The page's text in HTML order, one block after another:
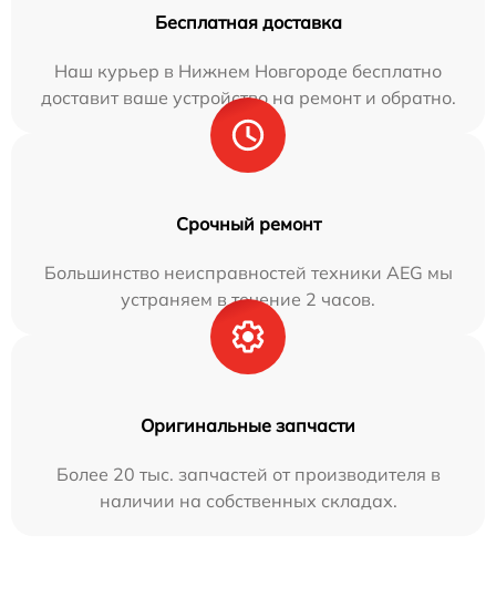
Бесплатная доставка
Наш курьер в Нижнем Новгороде бесплатно
доставит ваше устройство на ремонт и обратно.
Срочный ремонт
Большинство неисправностей техники AEG мы
устраняем в течение 2 часов.
Оригинальные запчасти
Более 20 тыс. запчастей от производителя в
наличии на собственных складах.